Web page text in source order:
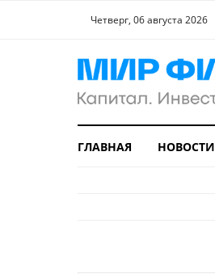
Четверг, 06 августа 2026
ГЛАВНАЯ НОВОСТИ